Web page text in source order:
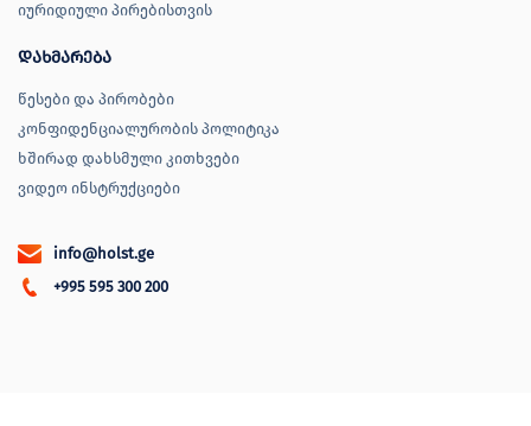
იურიდიული პირებისთვის
დახმარება
წესები და პირობები
კონფიდენციალურობის პოლიტიკა
ხშირად დახსმული კითხვები
ვიდეო ინსტრუქციები
info@holst.ge
+995 595 300 200